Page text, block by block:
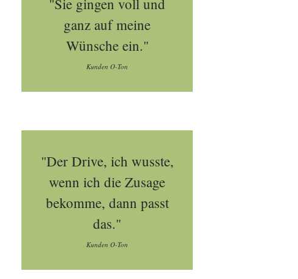
ganz auf meine
Wünsche ein."
Kunden O-Ton
"Der Drive, ich wusste,
wenn ich die Zusage
bekomme, dann passt
das."
Kunden O-Ton